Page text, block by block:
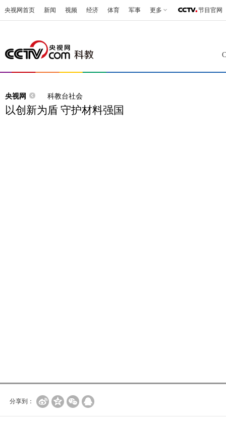
央视网首页 新闻 视频 经济 体育 军事 更多 节目官网
央视网 科教台社会
以创新为盾 守护材料强国
分享到：